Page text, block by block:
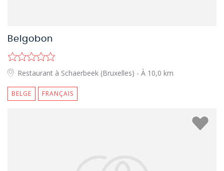
Belgobon
Restaurant à Schaerbeek (Bruxelles) - À 10,0 km
BELGE FRANÇAIS